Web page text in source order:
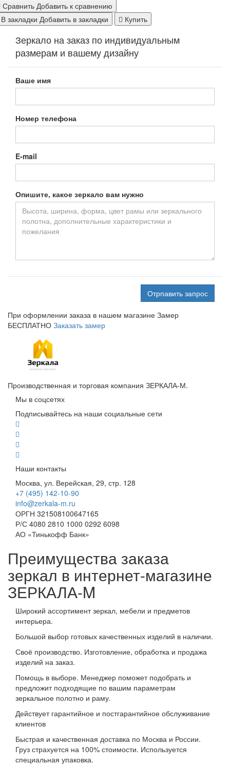
Сравнить Добавить к сравнению
закладки Добавить в закладки Купить
Зеркало на заказ по индивидуальным
размерам и вашему дизайну
Ваше имя
Номер телефона
E-mail
Опишите, какое зеркало вам нужно
Отрпавить запрос
При оформлении заказа в нашем магазине Замер
БЕСПЛАТНО Заказать замер
Производственная и торговая компания ЗЕРКАЛА-М.
Мы в соцсетях
Подписывайтесь на наши социальные сети
Наши контакты
Москва, ул. Верейская, 29, стр. 128
+7 (495) 142-10-90
info@zerkala-m.ru
ОРГН 321508100647165
Р/С 4080 2810 1000 0292 6098
АО «Тинькофф Банк»
Преимущества заказа
зеркал в интернет-магазине
ЗЕРКАЛА-M
Широкий ассортимент зеркал, мебели и предметов
интерьера.
Большой выбор готовых качественных изделий в наличии.
Своё производство. Изготовление, обработка и продажа
изделий на заказ.
Помощь в выборе. Менеджер поможет подобрать и
предложит подходящие по вашим параметрам
зеркальное полотно и раму.
Действует гарантийное и постгарантийное обслуживание
клиентов
Быстрая и качественная доставка по Москва и России.
Груз страхуется на 100% стоимости. Используется
специальная упаковка.